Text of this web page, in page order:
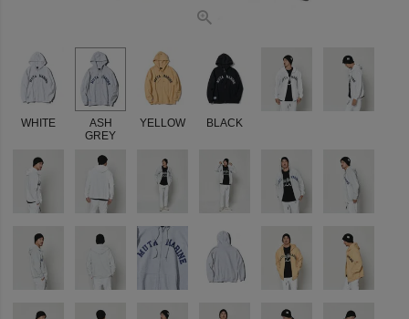
WHITE
ASH
GREY
YELLOW BLACK